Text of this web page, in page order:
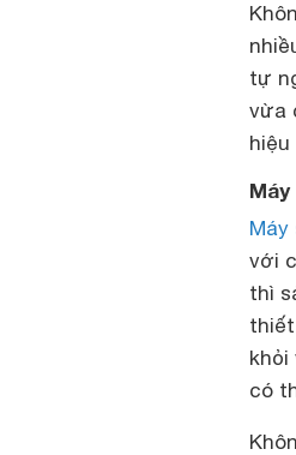
tự
vừa
hiệu
với
thì
khỏi
có